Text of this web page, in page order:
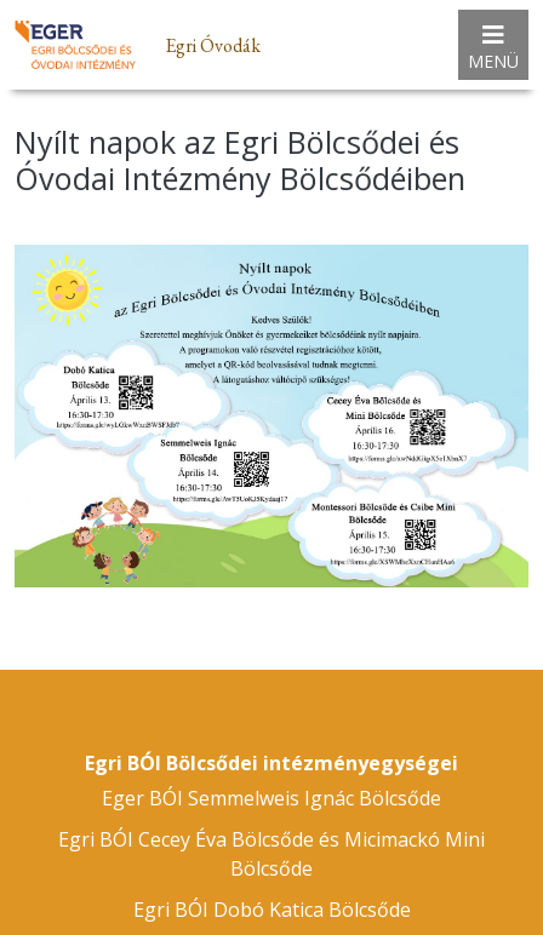
Egri Óvodák
MENÜ
Nyílt napok az Egri Bölcsődei és
Óvodai Intézmény Bölcsődéiben
Egri BÓI Bölcsődei intézményegységei
Eger BÓI Semmelweis Ignác Bölcsőde
Egri BÓI Cecey Éva Bölcsőde és Micimackó Mini
Bölcsőde
Egri BÓI Dobó Katica Bölcsőde